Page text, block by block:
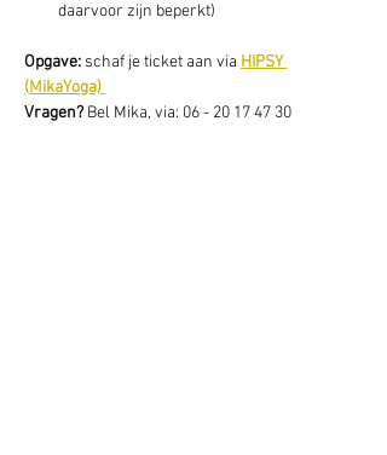
daarvoor zijn beperkt)
Opgave: schaf je ticket aan via HIPSY
(MikaYoga)
Vragen? Bel Mika, via: 06 - 20 17 47 30